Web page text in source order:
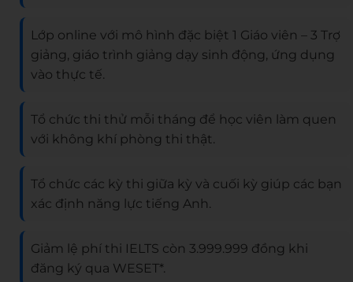
Lớp online với mô hình đặc biệt 1 Giáo viên – 3 Trợ
giảng, giáo trình giảng dạy sinh động, ứng dụng
vào thực tế.
Tổ chức thi thử mỗi tháng để học viên làm quen
với không khí phòng thi thật.
Tổ chức các kỳ thi giữa kỳ và cuối kỳ giúp các bạn
xác định năng lực tiếng Anh.
Giảm lệ phí thi IELTS còn 3.999.999 đồng khi
đăng ký qua WESET*.